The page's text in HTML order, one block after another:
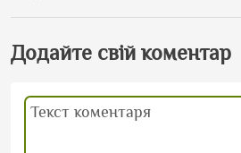
Додайте свій коментар